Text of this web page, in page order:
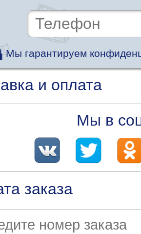
Мы гарантируем
и оплата
Мы в
заказа